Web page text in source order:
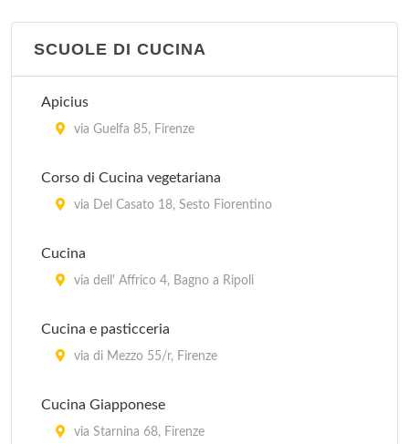
SCUOLE DI CUCINA
Apicius
via Guelfa 85, Firenze
Corso di Cucina vegetariana
via Del Casato 18, Sesto Fiorentino
Cucina
via dell' Affrico 4, Bagno a Ripoli
Cucina e pasticceria
via di Mezzo 55/r, Firenze
Cucina Giapponese
via Starnina 68, Firenze